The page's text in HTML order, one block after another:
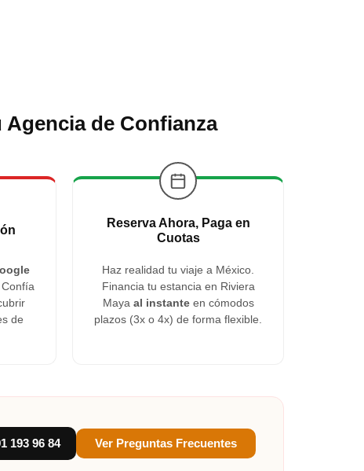
de Confianza
de
Reserva Ahora, Paga en
Cuotas
Haz realidad tu viaje a México.
Financia tu estancia en Riviera
Maya al instanteen cómodos
plazos (3x o 4x) de forma flexible.
193 96 84 Ver Preguntas Frecuentes